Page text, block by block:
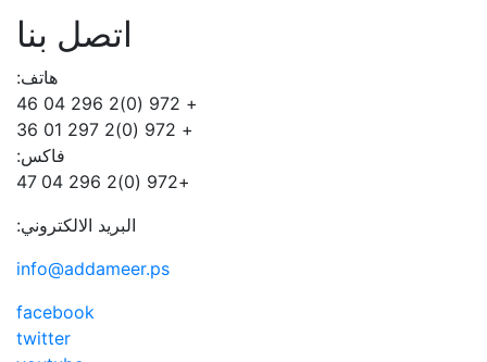
اتصل بنا
هاتف:
+ 972 (0)2 296 04 46
+ 972 (0)2 297 01 36
فاكس:
+972 (0)2 296 04 47
البريد الالكتروني:
info@addameer.ps
facebook
twitter